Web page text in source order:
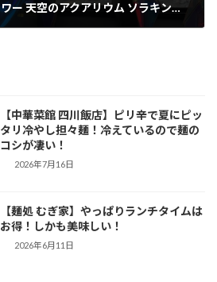
【香川県 ゴールドタワー 天空のアクアリウム ソラキン】地上120メートルで見る金魚達！家族向けというよりは恋人向け？！
【中華菜館 四川飯店】ピリ辛で夏にピッ
タリ冷やし担々麺！冷えているので麺の
コシが凄い！
2026年7月16日
【麺処 むぎ家】やっぱりランチタイムは
お得！しかも美味しい！
2026年6月11日